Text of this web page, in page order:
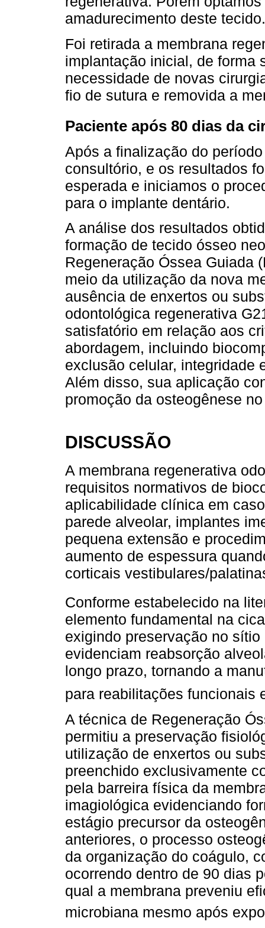
amadurecimento deste tecido.
Foi retirada a membrana
implantação inicial, de forma
necessidade de novas
fio de sutura e removida a
Paciente após 80 dias da
Após a finalização do
consultório, e os resultados
esperada e iniciamos o
para o implante dentário.
A análise dos resultados
formação de tecido ósseo
Regeneração Óssea Guiada
meio da utilização da nova
ausência de enxertos ou
odontológica regenerativa
satisfatório em relação aos
abordagem, incluindo
exclusão celular, integridade
Além disso, sua aplicação
promoção da osteogênese
DISCUSSÃO
A membrana regenerativa
requisitos normativos de
aplicabilidade clínica em
parede alveolar, implantes
pequena extensão e
aumento de espessura
corticais vestibulares/
Conforme estabelecido na
elemento fundamental na
exigindo preservação no
evidenciam reabsorção
longo prazo, tornando a
para reabilitações funcionais
A técnica de Regeneração
permitiu a preservação
utilização de enxertos ou
preenchido exclusivamente
pela barreira física da
imagiológica evidenciando
estágio precursor da
anteriores, o processo
da organização do coágulo,
ocorrendo dentro de 90 dias
qual a membrana preveniu
microbiana mesmo após